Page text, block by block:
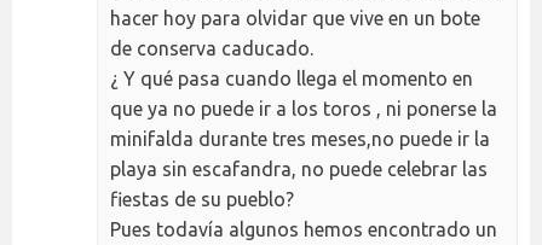
hacer hoy para olvidar que vive en un bote
de conserva caducado.
¿ Y qué pasa cuando llega el momento en
que ya no puede ir a los toros , ni ponerse la
minifalda durante tres meses,no puede ir la
playa sin escafandra, no puede celebrar las
fiestas de su pueblo?
Pues todavía algunos hemos encontrado un